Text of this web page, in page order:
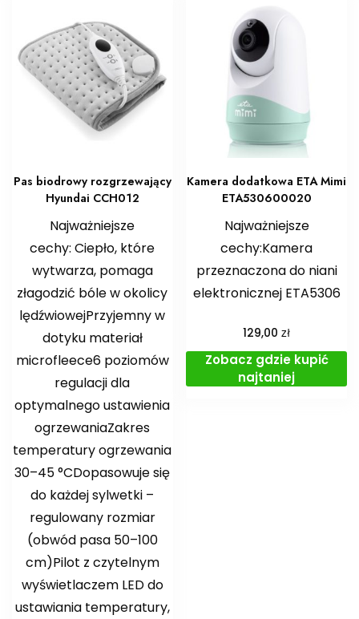
Pas biodrowy rozgrzewający
Hyundai CCH012
Najważniejsze
cechy: Ciepło, które
wytwarza, pomaga
złagodzić bóle w okolicy
lędźwiowejPrzyjemny w
dotyku materiał
microfleece6 poziomów
regulacji dla
optymalnego ustawienia
ogrzewaniaZakres
temperatury ogrzewania
30–45 °CDopasowuje się
do każdej sylwetki –
regulowany rozmiar
(obwód pasa 50–100
cm)Pilot z czytelnym
wyświetlaczem LED do
ustawiania temperatury,
Kamera dodatkowa ETA Mimi
ETA530600020
Najważniejsze
cechy:Kamera
przeznaczona do niani
elektronicznej ETA5306
129,00zł
Zobacz gdzie kupić
najtaniej